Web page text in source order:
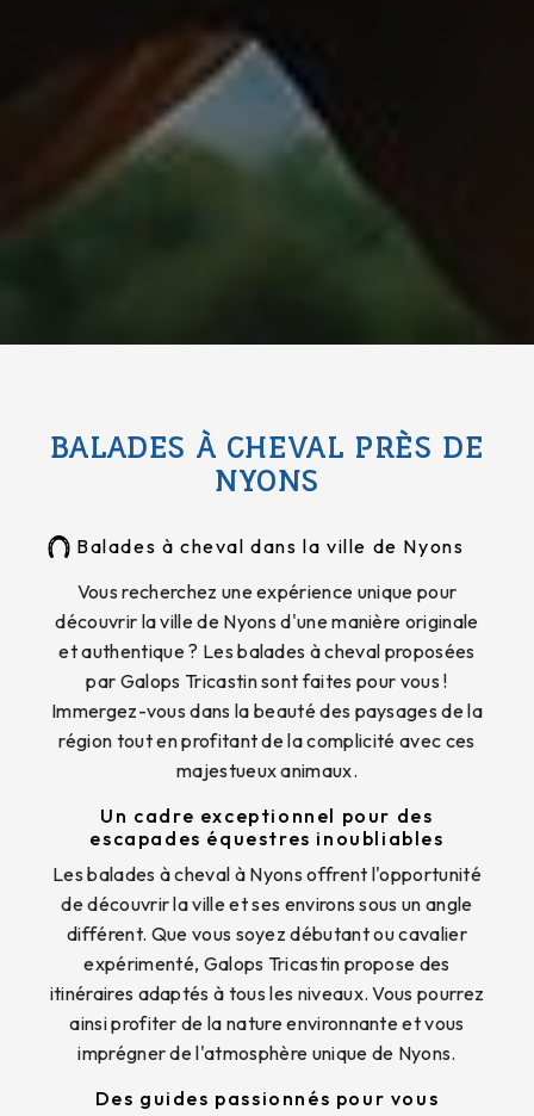
BALADES À CHEVAL PRÈS DE
NYONS
Balades à cheval dans la ville de Nyons
Vous recherchez une expérience unique pour
découvrir la ville de Nyons d'une manière originale
et authentique ? Les balades à cheval proposées
par Galops Tricastin sont faites pour vous !
Immergez-vous dans la beauté des paysages de la
région tout en profitant de la complicité avec ces
majestueux animaux.
Un cadre exceptionnel pour des
escapades équestres inoubliables
Les balades à cheval à Nyons offrent l'opportunité
de découvrir la ville et ses environs sous un angle
différent. Que vous soyez débutant ou cavalier
expérimenté, Galops Tricastin propose des
itinéraires adaptés à tous les niveaux. Vous pourrez
ainsi profiter de la nature environnante et vous
imprégner de l'atmosphère unique de Nyons.
Des guides passionnés pour vous